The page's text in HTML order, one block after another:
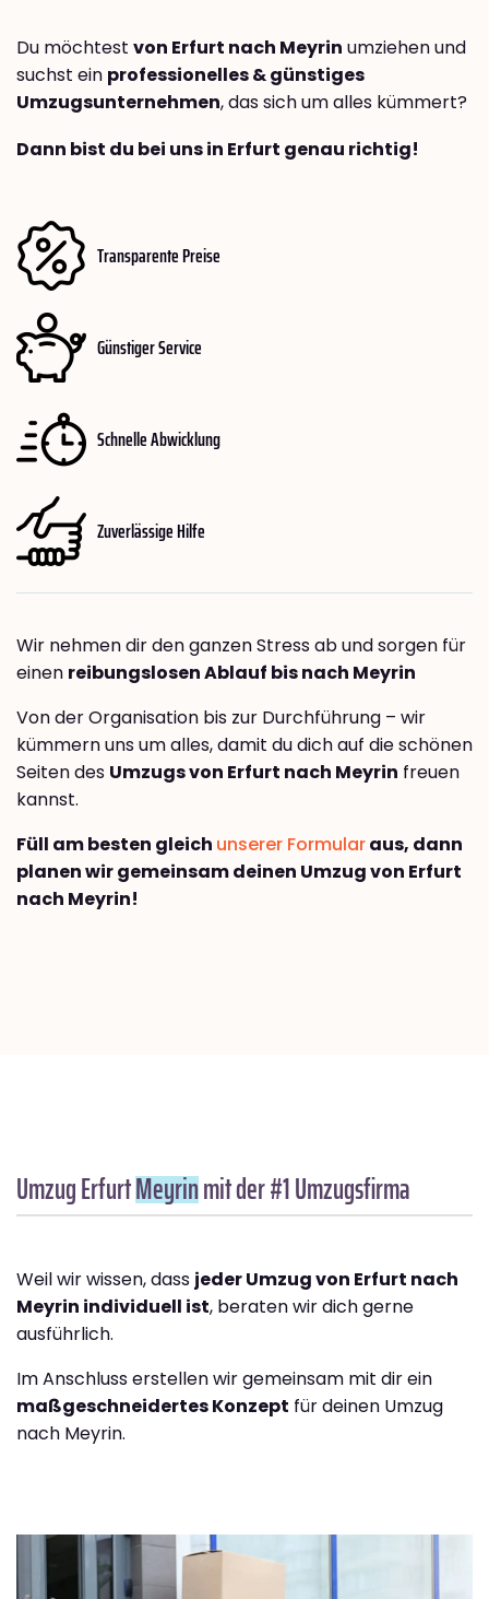
Du möchtest von Erfurt nach Meyrin umziehen und
suchst ein professionelles & günstiges
Umzugsunternehmen, das sich um alles kümmert?
Dann bist du bei uns in Erfurt genau richtig!
Transparente Preise
Günstiger Service
Schnelle Abwicklung
Zuverlässige Hilfe
Wir nehmen dir den ganzen Stress ab und sorgen für
einen reibungslosen Ablauf bis nach Meyrin
Von der Organisation bis zur Durchführung – wir
kümmern uns um alles, damit du dich auf die schönen
Seiten des Umzugs von Erfurt nach Meyrin freuen
kannst.
Füll am besten gleich unserer Formularaus, dann
planen wir gemeinsam deinen Umzug von Erfurt
nach Meyrin!
Umzug ErfurtMeyrinmit der #1 Umzugsfirma
Weil wir wissen, dass jeder Umzug von Erfurt nach
Meyrin individuell ist, beraten wir dich gerne
ausführlich.
Im Anschluss erstellen wir gemeinsam mit dir ein
maßgeschneidertes Konzept für deinen Umzug
nach Meyrin.